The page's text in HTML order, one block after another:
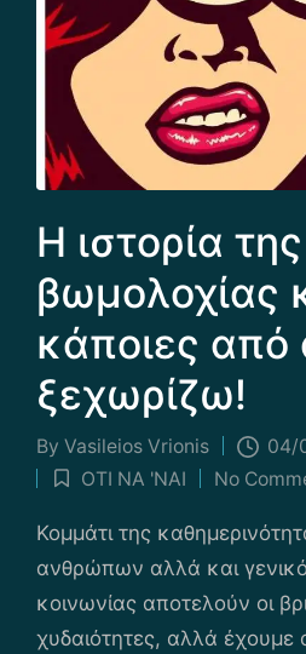
Η ιστορία της
βωμολοχίας
κάποιες από
ξεχωρίζω!
Posted
by
By Vasileios Vrionis 04/
Posted
in
ΟΤΙ ΝΑ 'ΝΑΙ No
Κομμάτι της
ανθρώπων αλλά και
κοινωνίας αποτελούν οι
χυδαιότητες, αλλά έχουμε